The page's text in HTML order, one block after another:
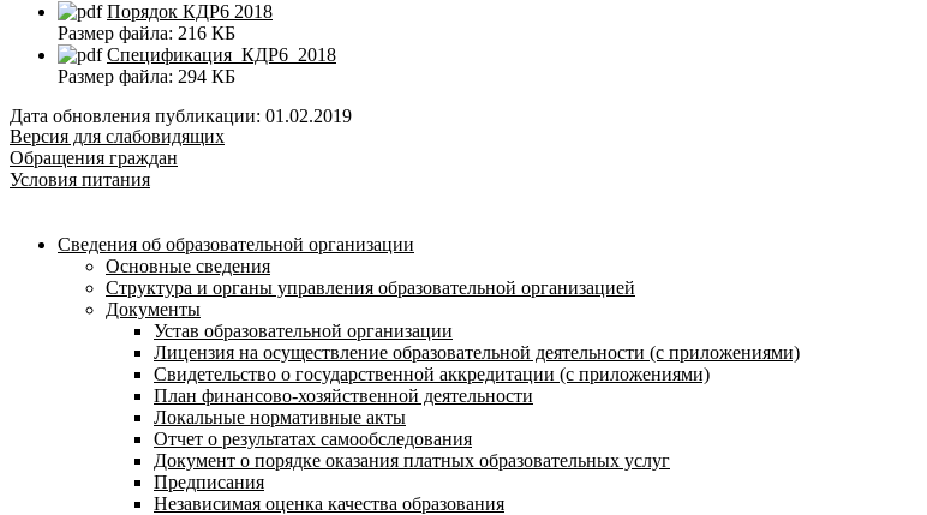
Порядок КДР6 2018
Размер файла: 216 КБ
Спецификация_КДР6_2018
Размер файла: 294 КБ
Дата обновления публикации: 01.02.2019
Версия для слабовидящих
Обращения граждан
Условия питания
Сведения об образовательной организации
Основные сведения
Структура и органы управления образовательной организацией
Документы
Устав образовательной организации
Лицензия на осуществление образовательной деятельности (с приложениями)
Свидетельство о государственной аккредитации (с приложениями)
План финансово-хозяйственной деятельности
Локальные нормативные акты
Отчет о результатах самообследования
Документ о порядке оказания платных образовательных услуг
Предписания
Независимая оценка качества образования